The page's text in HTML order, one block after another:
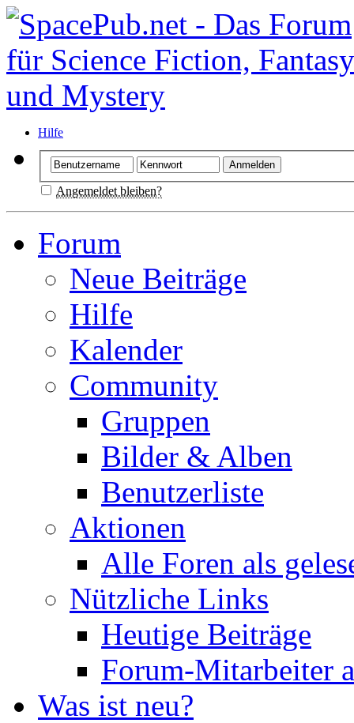
Hilfe
Angemeldet bleiben?
Forum
Neue Beiträge
Hilfe
Kalender
Community
Gruppen
Bilder & Alben
Benutzerliste
Aktionen
Alle Foren als
Nützliche Links
Heutige Beiträge
Forum-Mitarbeiter
Was ist neu?